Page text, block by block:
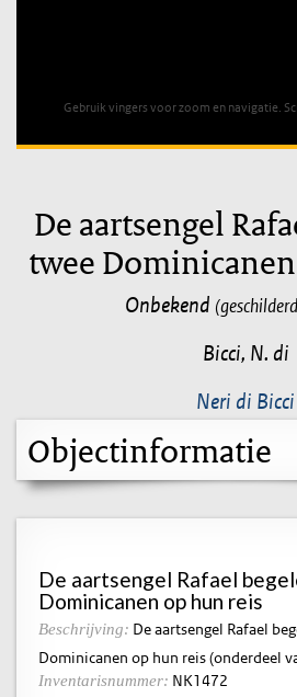
Gebruik vingers voor zoom en navigatie.
De aartsengel
twee
Onbekend
Bicci, N. di
Neri di Bicci
Objectinformatie
De aartsengel Rafael
Dominicanen op hun reis
Beschrijving: De aartsengel Rafael
Dominicanen op hun reis (onderdeel
Inventarisnummer: NK1472